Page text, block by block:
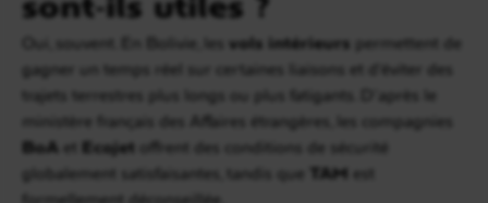
Oui, souvent. En Bolivie, les vols intérieurs permettent de
gagner un temps réel sur certaines liaisons et d’éviter des
trajets terrestres plus longs ou plus fatigants. D’après le
ministère français des Affaires étrangères, les compagnies
BoA et Ecojet offrent des conditions de sécurité
globalement satisfaisantes, tandis que TAM est
formellement déconseillée.